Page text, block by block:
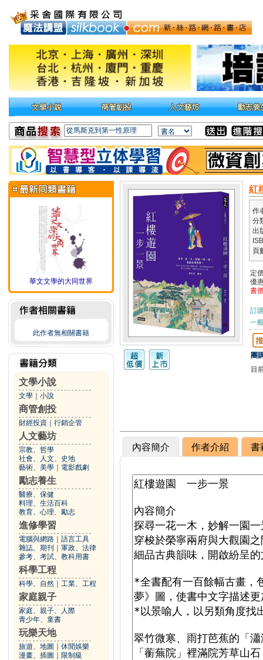
華文文學的大同世界
此作者無相關書籍
文學小說
文學 小說
商管創投
財經投資 行銷企管
人文藝坊
宗教、哲學
社會、人文、史地
藝術、美學
電影戲劇
勵志養生
醫療、保健
料理、生活百科
教育、心理、勵志
進修學習
電腦與網路
語言工具
雜誌、期刊
軍政、法律
參考、考試、教科用書
科學工程
科學、自然 工業、工程
家庭親子
家庭、親子、人際
青少年、童書
玩樂天地
旅遊、地圖
休閒娛樂
漫畫、插圖
限制級
紅
作
分
出
頁
定
優
書
訂
一
團
目
內容簡介 作者介紹 書